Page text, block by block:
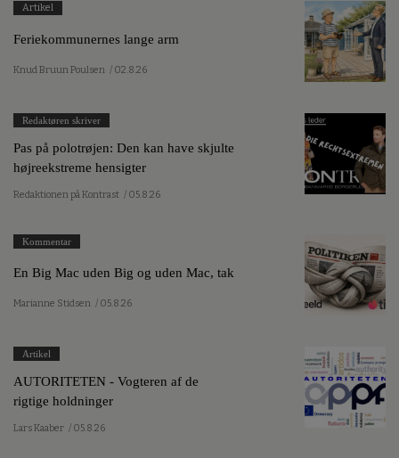
Artikel
Feriekommunernes lange arm
Knud Bruun Poulsen / 02.8.26
Redaktøren skriver
Pas på polotrøjen: Den kan have skjulte
højreekstreme hensigter
Redaktionen på Kontrast / 05.8.26
Kommentar
En Big Mac uden Big og uden Mac, tak
Marianne Stidsen / 05.8.26
Artikel
AUTORITETEN - Vogteren af de
rigtige holdninger
Lars Kaaber / 05.8.26